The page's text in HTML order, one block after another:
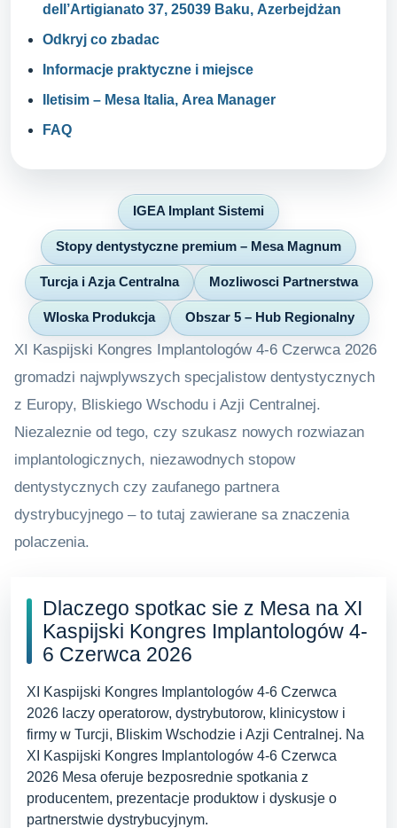
dell’Artigianato 37, 25039 Baku, Azerbejdżan
Odkryj co zbadac
Informacje praktyczne i miejsce
Iletisim – Mesa Italia, Area Manager
FAQ
IGEA Implant Sistemi
Stopy dentystyczne premium – Mesa Magnum
Turcja i Azja Centralna Mozliwosci Partnerstwa
Wloska Produkcja Obszar 5 – Hub Regionalny
XI Kaspijski Kongres Implantologów 4-6 Czerwca 2026
gromadzi najwplywszych specjalistow dentystycznych
z Europy, Bliskiego Wschodu i Azji Centralnej.
Niezaleznie od tego, czy szukasz nowych rozwiazan
implantologicznych, niezawodnych stopow
dentystycznych czy zaufanego partnera
dystrybucyjnego – to tutaj zawierane sa znaczenia
polaczenia.
Dlaczego spotkac sie z Mesa na XI
Kaspijski Kongres Implantologów 4-
6 Czerwca 2026
XI Kaspijski Kongres Implantologów 4-6 Czerwca
2026 laczy operatorow, dystrybutorow, klinicystow i
firmy w Turcji, Bliskim Wschodzie i Azji Centralnej. Na
XI Kaspijski Kongres Implantologów 4-6 Czerwca
2026 Mesa oferuje bezposrednie spotkania z
producentem, prezentacje produktow i dyskusje o
partnerstwie dystrybucyjnym.